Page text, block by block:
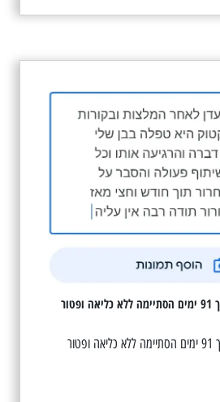
עריקות בזמן מלחמה למשך 91 ימים הסתיימה ללא כליאה ופטור
עריקות בזמן מלחמה למשך 91 ימים הסתיימה ללא כליאה ופטור